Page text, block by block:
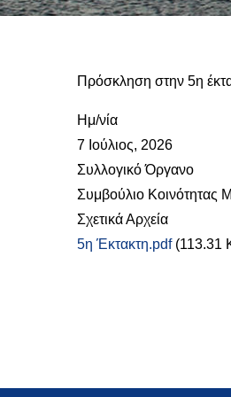
Πρόσκληση στην 5η
Ημ/νία
7 Ιούλιος, 2026
Συλλογικό Όργανο
Συμβούλιο Κοινότητας
Σχετικά Αρχεία
5η Έκτακτη.pdf (113.31